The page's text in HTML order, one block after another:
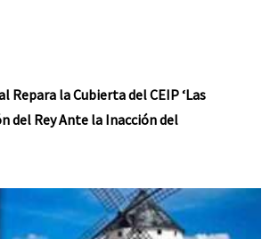
Repara la Cubierta del CEIP ‘Las
del Rey Ante la Inacción del